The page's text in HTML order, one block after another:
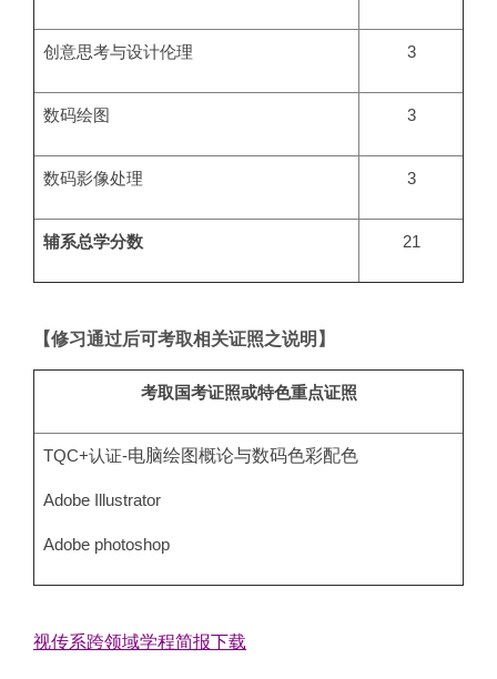
创意思考与设计伦理 3
数码绘图 3
数码影像处理 3
辅系总学分数 21
【修习通过后可考取相关证照之说明】
考取国考证照或特色重点证照
TQC+认证-电脑绘图概论与数码色彩配色
Adobe Illustrator
Adobe photoshop
视传系跨领域学程简报下载